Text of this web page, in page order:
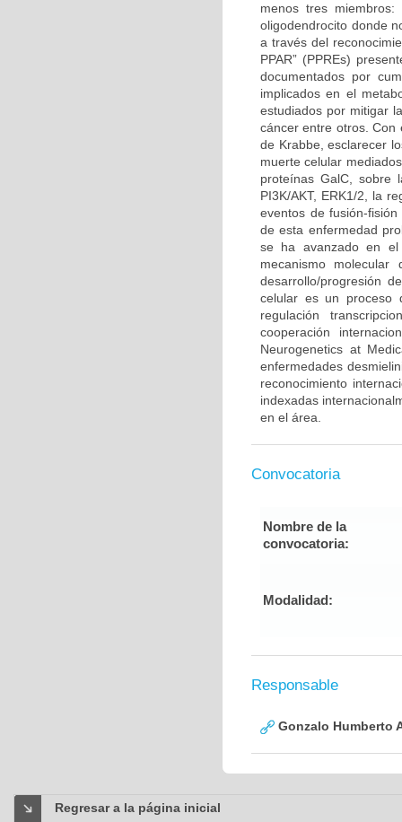
menos tres miembros:
oligodendrocito donde
a través del
PPAR” (PPREs)
documentados por
implicados en el
estudiados por mitigar
cáncer entre otros. Con
de Krabbe, esclarecer
muerte celular
proteínas GalC, sobre
PI3K/AKT, ERK1/2, la
eventos de fusión-
de esta enfermedad
se ha avanzado en el
mecanismo
desarrollo/progresión
celular es un proceso
regulación
cooperación
Neurogenetics at
enfermedades
reconocimiento
indexadas
en el área.
Convocatoria
Nombre de la
convocatoria:
Modalidad:
Responsable
Gonzalo Humberto
Regresar a la página inicial